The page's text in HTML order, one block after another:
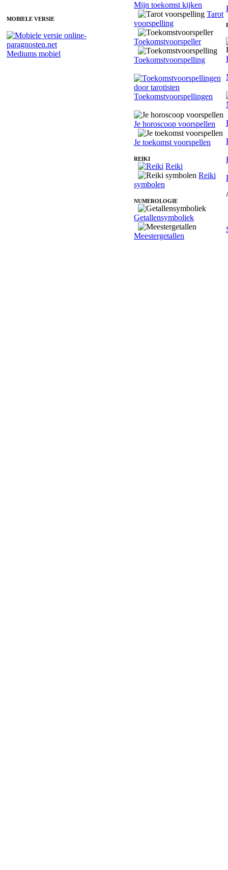
MOBIELE VERSIE
Mediums mobiel
Mijn toekomst kijken
Tarot
voorspelling
Toekomstvoorspeller
Toekomstvoorspelling
Toekomstvoorspellingen
Je horoscoop voorspellen
Je toekomst voorspellen
REIKI
Reiki
Reiki
symbolen
NUMEROLOGIE
Getallensymboliek
Meestergetallen